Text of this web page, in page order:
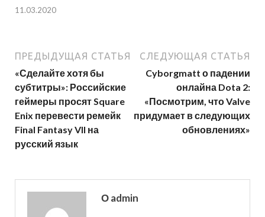
11.03.2020
ПРЕДЫДУЩАЯ СТАТЬЯ
«Сделайте хотя бы
субтитры»: Российские
геймеры просят Square
Enix перевести ремейк
Final Fantasy VII на
русский язык
СЛЕДУЮЩАЯ СТАТЬЯ
Cyborgmatt о падении
онлайна Dota 2:
«Посмотрим, что Valve
придумает в следующих
обновлениях»
О admin